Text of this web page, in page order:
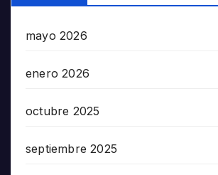
mayo 2026
enero 2026
octubre 2025
septiembre 2025